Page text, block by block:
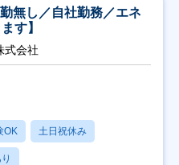
無し／自社勤務／エネ
す】
式会社
OK 土日祝休み